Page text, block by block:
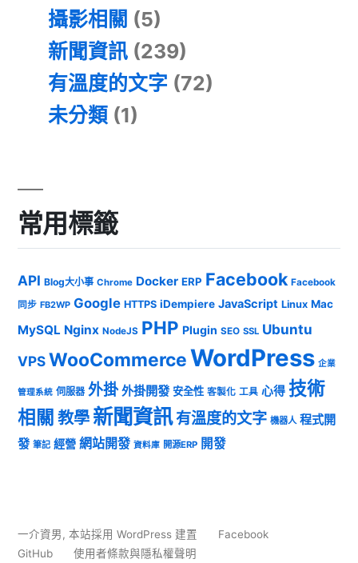
攝影相關 (5)
新聞資訊 (239)
有溫度的文字 (72)
未分類 (1)
常用標籤
API Blog大小事 Chrome Docker ERP Facebook Facebook
同步 FB2WP Google HTTPS iDempiere JavaScript Linux Mac
MySQL Nginx NodeJS PHP Plugin SEO SSL Ubuntu
VPSWooCommerceWordPress 企業
管理系統 伺服器 外掛 外掛開發 安全性 客製化 工具 心得 技術
相關 教學 新聞資訊有溫度的文字 機器人 程式開
發 筆記 經營 網站開發 資料庫 開源ERP 開發
一介資男, 本站採用 WordPress 建置
Facebook
GitHub
使用者條款與隱私權聲明